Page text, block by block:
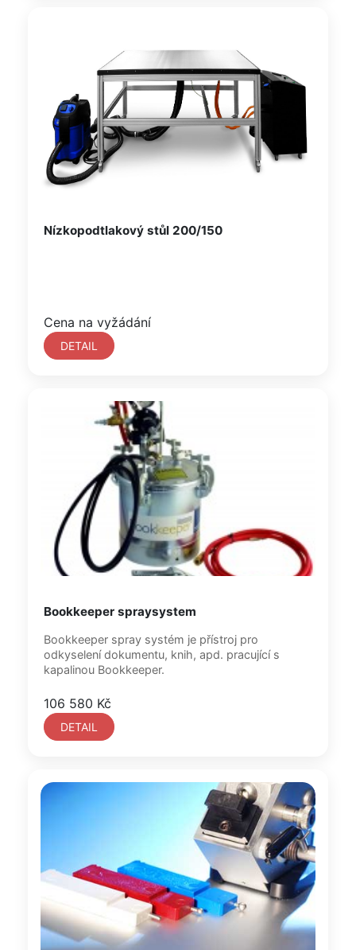
Nízkopodtlakový stůl 200/150
Cena na vyžádání
DETAIL
Bookkeeper spraysystem
Bookkeeper spray systém je přístroj pro
odkyselení dokumentu, knih, apd. pracující s
kapalinou Bookkeeper.
106 580 Kč
DETAIL